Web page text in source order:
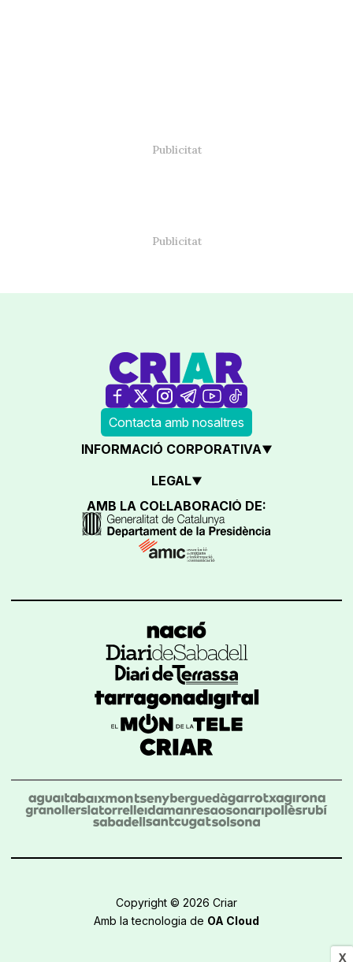
X
Contacta amb nosaltres
INFORMACIÓ CORPORATIVA
LEGAL
AMB LA COL·LABORACIÓ DE:
Copyright © 2026 Criar
Amb la tecnologia de OA Cloud